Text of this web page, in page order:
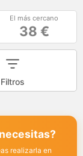
El más cercano
38 €
Filtros
realizarla en